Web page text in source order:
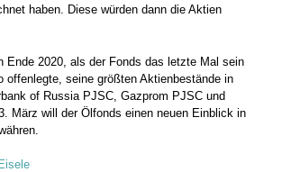
haben. Diese würden dann die Aktien
Ende 2020, als der Fonds das letzte Mal sein
offenlegte, seine größten Aktienbestände in
of Russia PJSC, Gazprom PJSC und
März will der Ölfonds einen neuen Einblick in